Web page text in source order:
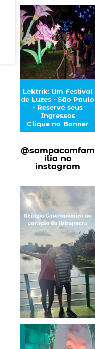
Lektrik: Um Festival
de Luzes - São Paulo
- Reserve seus
Ingressos
Clique no Banner
@sampacomfam
ilia no
instagram